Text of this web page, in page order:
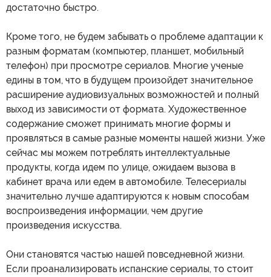
достаточно быстро.
Кроме того, не будем забывать о проблеме адаптации к
разным форматам (компьютер, планшет, мобильный
телефон) при просмотре сериалов. Многие ученые
едины в том, что в будущем произойдет значительное
расширение аудиовизуальных возможностей и полный
выход из зависимости от формата. Художественное
содержание сможет принимать многие формы и
проявляться в самые разные моменты нашей жизни. Уже
сейчас мы можем потреблять интеллектуальные
продукты, когда идем по улице, ожидаем вызова в
кабинет врача или едем в автомобиле. Телесериалы
значительно лучше адаптируются к новым способам
воспроизведения информации, чем другие
произведения искусства.
Они становятся частью нашей повседневной жизни.
Если проанализировать испанские сериалы, то стоит